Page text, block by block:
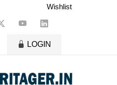
Wishlist
LOGIN